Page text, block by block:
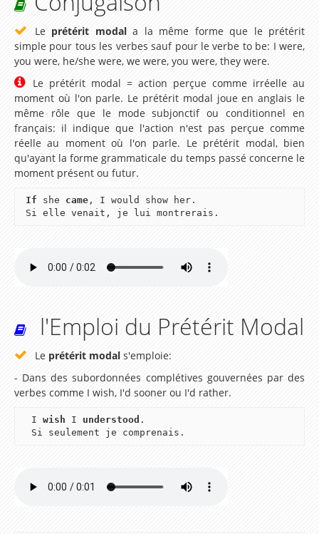
Se présenter en anglais
Les Modaux en Anglais
Parcours d'apprentissage sur le pluriel en Anglais
Ecrire la date en Anglais
Les Ressources de la Méthode
Leçon 1 My name is Steeve. I want to speak
english!
Lesson 4 – How old are you ?
Lesson 6 – Pets
Lesson 7 – Colours
Lesson 8 – Prepositions
Lesson 9 – What does she look like?
Lesson 10 – I can count from 0 to 1000
Le prétérit modala la même forme que le prétérit
simple pour tous les verbes sauf pour le verbe to be: I were,
you were, he/she were, we were, you were, they were.
Le prétérit modal = action perçue comme irréelle au
moment où l'on parle. Le prétérit modal joue en anglais le
même rôle que le mode subjonctif ou conditionnel en
français: il indique que l'action n'est pas perçue comme
réelle au moment où l'on parle. Le prétérit modal, bien
qu'ayant la forme grammaticale du temps passé concerne le
moment présent ou futur.
If she came , I would show her.
Si elle venait, je lui montrerais.
l'Emploi du Prétérit Modal
Le prétérit modals'emploie:
- Dans des subordonnées complétives gouvernées par des
verbes comme I wish, I'd sooner ou I'd rather.
I wish I understood .
Si seulement je comprenais.